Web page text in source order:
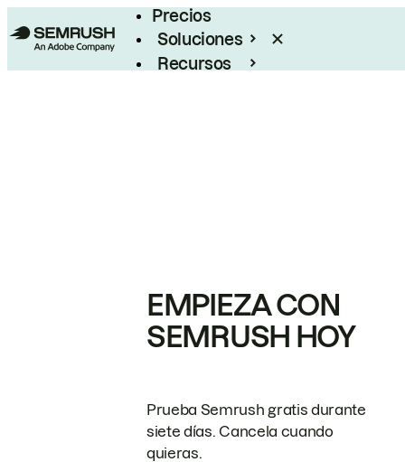
Precios
Soluciones
Recursos
EMPIEZA CON
SEMRUSH HOY
Prueba Semrush gratis durante
siete días. Cancela cuando
quieras.